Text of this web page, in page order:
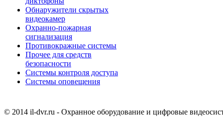
Обнаружители скрытых
видеокамер
Охранно-пожарная
сигнализация
Противокражные системы
Прочее для средств
безопасности
Системы контроля доступа
Системы оповещения
© 2014 il-dvr.ru - Охранное оборудование и цифровые